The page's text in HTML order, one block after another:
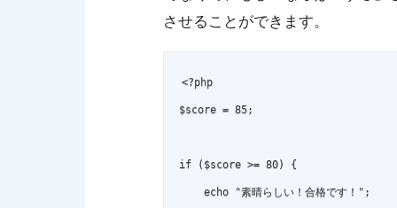
させることができます。
<?php
$score = 85;
if ($score >= 80) {
    echo "素晴らしい！合格です！";